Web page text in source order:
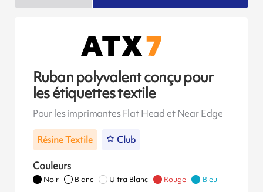
Ruban polyvalent conçu pour
les étiquettes textile
Pour les imprimantes Flat Head et Near Edge
Résine Textile Club
Couleurs
Noir Blanc Ultra Blanc Rouge Bleu